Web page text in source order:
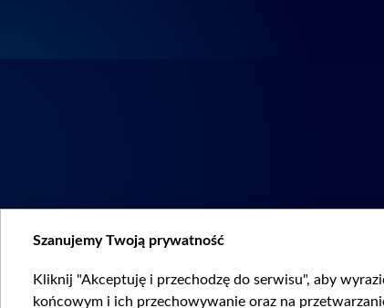
Szanujemy Twoją prywatność
Kliknij "Akceptuję i przechodzę do serwisu", aby
końcowym i ich przechowywanie oraz na